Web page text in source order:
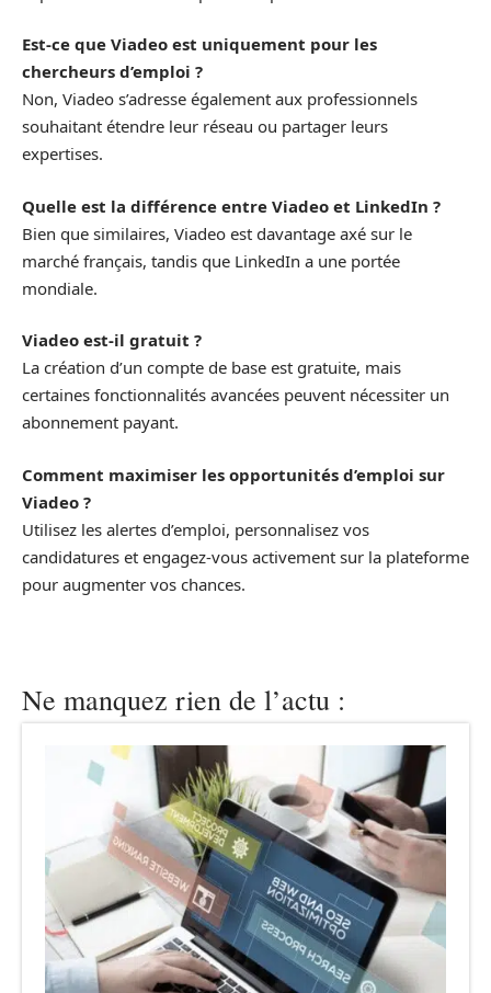
Est-ce que Viadeo est uniquement pour les
chercheurs d’emploi ?
Non, Viadeo s’adresse également aux professionnels
souhaitant étendre leur réseau ou partager leurs
expertises.
Quelle est la différence entre Viadeo et LinkedIn ?
Bien que similaires, Viadeo est davantage axé sur le
marché français, tandis que LinkedIn a une portée
mondiale.
Viadeo est-il gratuit ?
La création d’un compte de base est gratuite, mais
certaines fonctionnalités avancées peuvent nécessiter un
abonnement payant.
Comment maximiser les opportunités d’emploi sur
Viadeo ?
Utilisez les alertes d’emploi, personnalisez vos
candidatures et engagez-vous activement sur la plateforme
pour augmenter vos chances.
Ne manquez rien de l’actu :